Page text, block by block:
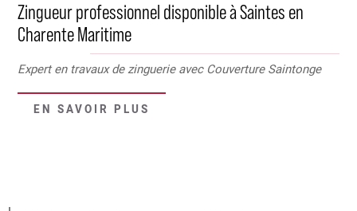
Zingueur professionnel disponible à Saintes en
Charente Maritime
Expert en travaux de zinguerie avec Couverture Saintonge
EN SAVOIR PLUS